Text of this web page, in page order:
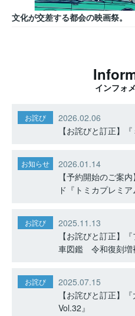
文化が交差する都会の映画祭。
インフォ
お詫び
2026.02.06
【お詫びと訂正】
お知らせ
2026.01.14
【予約開始のご案
ド『トミカプレミ
お詫び
2025.11.13
【お詫びと訂正】
車図鑑 令和復刻増
お詫び
2025.07.15
【お詫びと訂正】
Vol.32』